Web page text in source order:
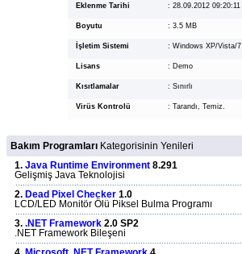
Eklenme Tarihi : 28.09.2012 09:20:11
Boyutu : 3.5 MB
İşletim Sistemi : Windows XP/Vista/7
Lisans : Demo
Kısıtlamalar : Sınırlı
Virüs Kontrolü : Tarandı, Temiz.
Bakım Programları Kategorisinin Yenileri
1. Java Runtime Environment 8.291
Gelişmiş Java Teknolojisi
2. Dead Pixel Checker 1.0
LCD/LED Monitör Ölü Piksel Bulma Programı
3. .NET Framework 2.0 SP2
.NET Framework Bileşeni
4. Microsoft .NET Framework 4